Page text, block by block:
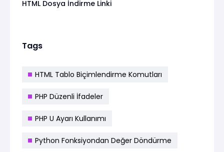
HTML Dosya İndirme Linki
Tags
HTML Tablo Biçimlendirme Komutları
PHP Düzenli İfadeler
PHP U Ayarı Kullanımı
Python Fonksiyondan Değer Döndürme